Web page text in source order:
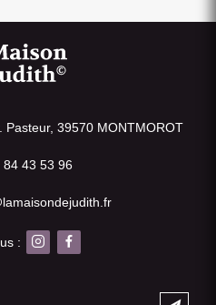
Pasteur, 39570 MONTMOROT
43 53 96
: